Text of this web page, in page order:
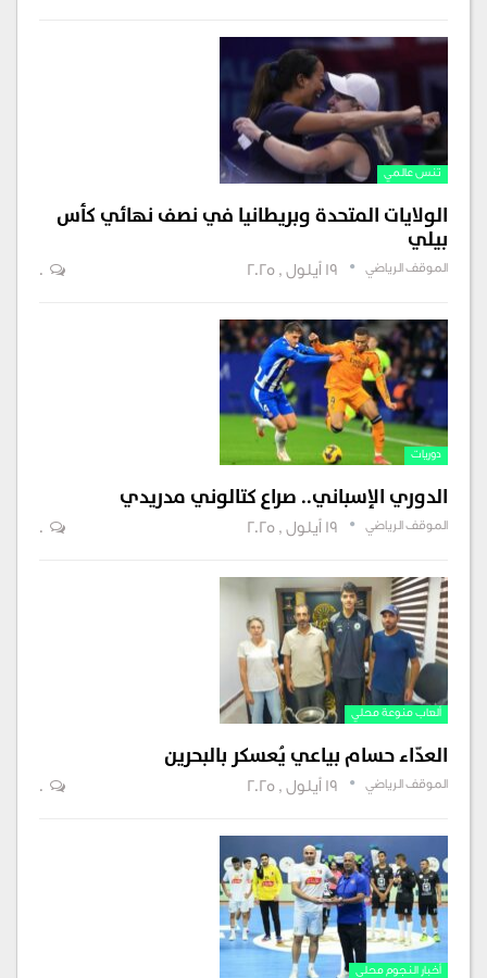
تنس عالمي
الولايات المتحدة وبريطانيا في نصف نهائي كأس
بيلي
الموقف الرياضي 19 أيلول , 2025 0
دوريات
الدوري الإسباني.. صراع كتالوني مدريدي
الموقف الرياضي 19 أيلول , 2025 0
ألعاب منوعة محلي
العدّاء حسام بياعي يُعسكر بالبحرين
الموقف الرياضي 19 أيلول , 2025 0
أخبار النجوم محلي